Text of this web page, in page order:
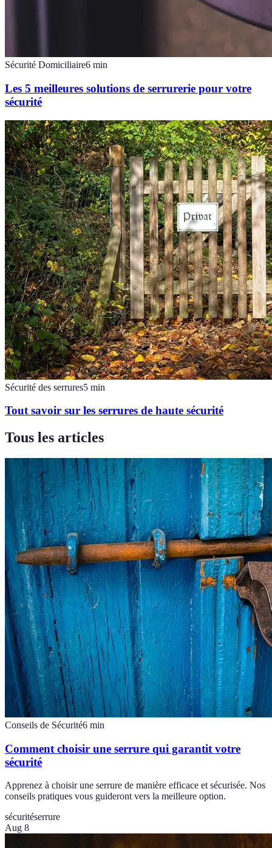
Sécurité Domiciliaire6 min
Les 5 meilleures solutions de serrurerie pour votre
sécurité
Sécurité des serrures5 min
Tout savoir sur les serrures de haute sécurité
Tous les articles
Conseils de Sécurité6 min
Comment choisir une serrure qui garantit votre
sécurité
Apprenez à choisir une serrure de manière efficace et sécurisée. Nos
conseils pratiques vous guideront vers la meilleure option.
sécuritéserrure
Aug 8